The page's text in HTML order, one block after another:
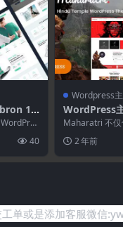
1.
40
Wordpress
WordPress
1.2–印度教
主题
Maharatri 不
Press 主题；它
的...2 年前
交工单或是添加客服微